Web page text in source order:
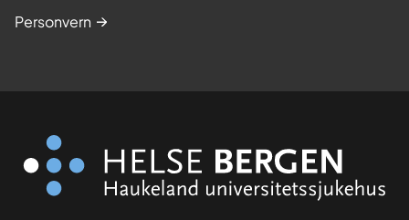
Personvern